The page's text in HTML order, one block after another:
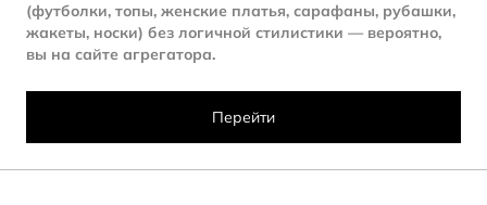
(футболки, топы, женские платья, сарафаны, рубашки,
жакеты, носки) без логичной стилистики — вероятно,
вы на сайте агрегатора.
Перейти